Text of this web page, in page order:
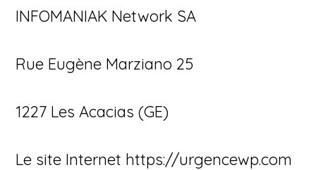
INFOMANIAK Network SA
Rue Eugène Marziano 25
1227 Les Acacias (GE)
Le site Internet https://urgencewp.com